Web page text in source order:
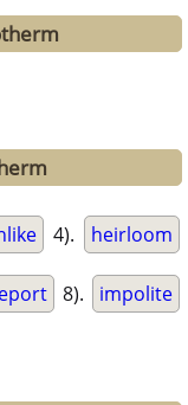
4). heirloom
8). impolite